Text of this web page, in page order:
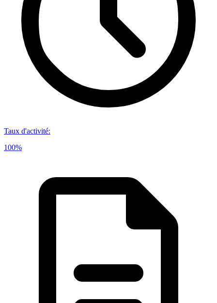
Taux d'activité:
100%